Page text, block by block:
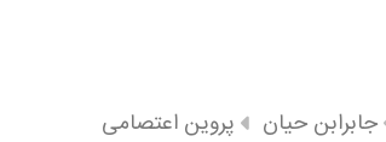
جابرابن حیان
پروین اعتصامی